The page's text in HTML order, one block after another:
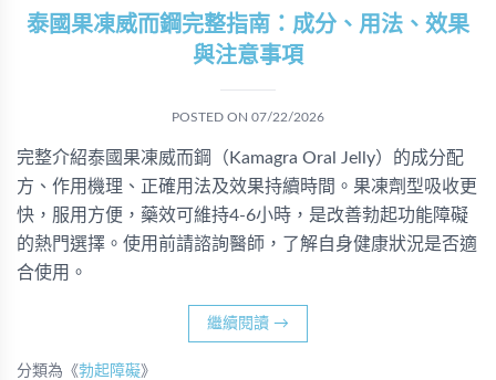
泰國果凍威而鋼完整指南：成分、用法、效果
與注意事項
POSTED ON 07/22/2026
完整介紹泰國果凍威而鋼（Kamagra Oral Jelly）的成分配
方、作用機理、正確用法及效果持續時間。果凍劑型吸收更
快，服用方便，藥效可維持4-6小時，是改善勃起功能障礙
的熱門選擇。使用前請諮詢醫師，了解自身健康狀況是否適
合使用。
繼續閱讀 →
分類為《勃起障礙》